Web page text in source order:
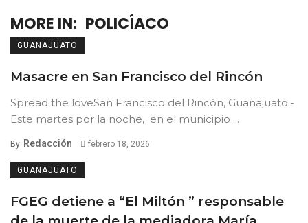
MORE IN: POLICÍACO
GUANAJUATO
Masacre en San Francisco del Rincón
Spread the loveSan Francisco del Rincón, Guanajuato.-
Este martes por la noche, en el municipio ...
By Redacción febrero 18, 2026
GUANAJUATO
FGEG detiene a “El Miltón ” responsable